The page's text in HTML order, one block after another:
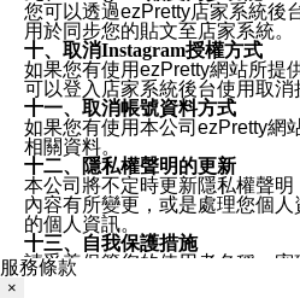
您可以透過ezPretty店家系統後
用於同步您的貼文至店家系統。
十、取消Instagram授權方式
如果您有使用ezPretty網站所提
可以登入店家系統後台使用取
十一、取消帳號資料方式
如果您有使用本公司ezPretty網
相關資料。
十二、隱私權聲明的更新
本公司將不定時更新隱私權聲
內容有所變更，或是處理您個
的個人資訊。
十三、自我保護措施
請妥善保管您的使用者名稱、
窗，以防止他人讀取您的個人資
服務條款
×